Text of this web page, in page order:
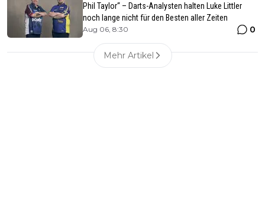
Phil Taylor“ – Darts-Analysten halten Luke Littler
noch lange nicht für den Besten aller Zeiten
Aug 06, 8:30 0
Mehr Artikel